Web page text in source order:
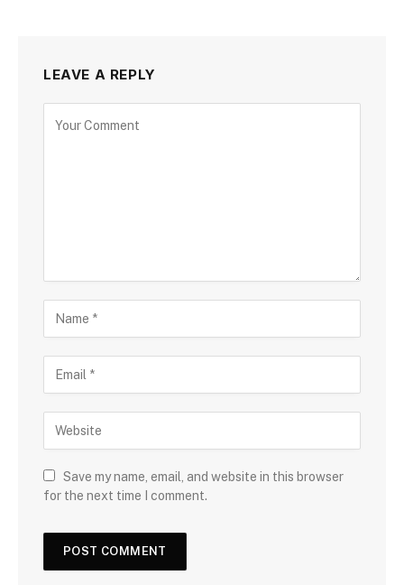
LEAVE A REPLY
Save my name, email, and website in this browser
for the next time I comment.